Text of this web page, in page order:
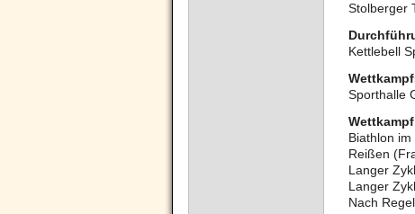
Stolberger
Kettlebell
Sporthalle
Wettkampf
Biathlon
Reißen
Langer
Langer
Nach